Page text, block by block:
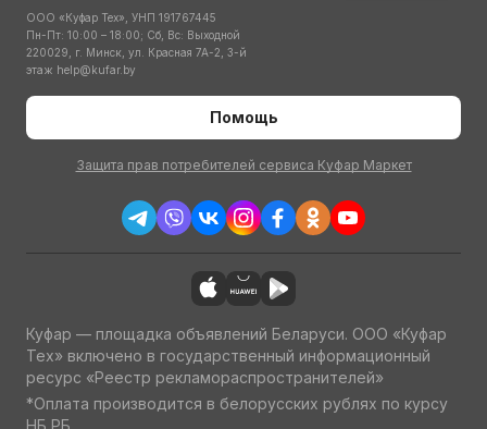
ООО «Куфар Тех», УНП 191767445
Пн-Пт: 10:00 – 18:00; Сб, Вс: Выходной
220029, г. Минск, ул. Красная 7А-2, 3-й
этаж help@kufar.by
Помощь
Защита прав потребителей сервиса Куфар Маркет
Куфар — площадка объявлений Беларуси. ООО «Куфар
Тех» включено в государственный информационный
ресурс «Реестр рекламораспространителей»
*Оплата производится в белорусских рублях по курсу
НБ РБ.